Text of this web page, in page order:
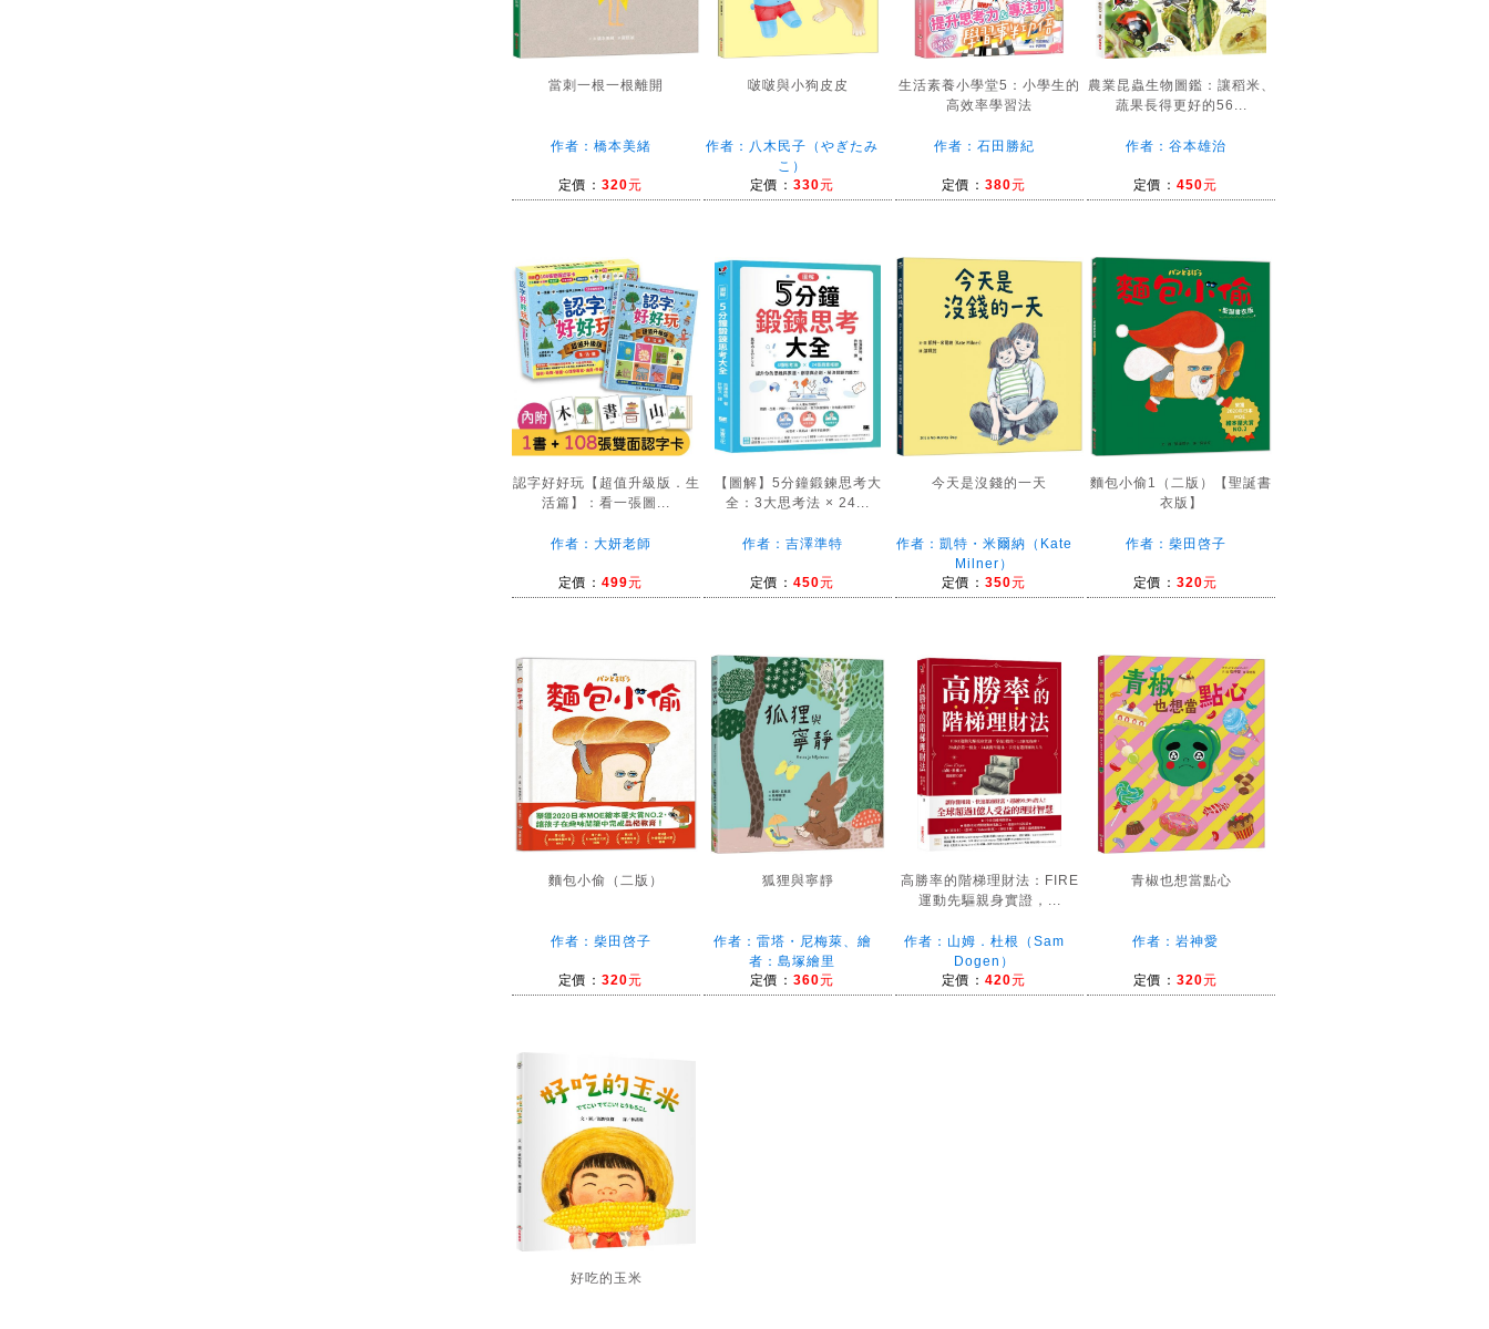
當刺一根一根離開
作者：橋本美緒
定價： 320元
啵啵與小狗皮皮
作者：八木民子（やぎたみ
こ）
定價： 330元
生活素養小學堂5：小學生的
高效率學習法
作者：石田勝紀
定價： 380元
農業昆蟲生物圖鑑：讓稻米、
蔬果長得更好的56...
作者：谷本雄治
定價： 450元
認字好好玩【超值升級版．生
活篇】：看一張圖...
作者：大妍老師
定價： 499元
【圖解】5分鐘鍛鍊思考大
全：3大思考法 × 24...
作者：吉澤準特
定價： 450元
今天是沒錢的一天
作者：凱特・米爾納（Kate
Milner）
定價： 350元
麵包小偷1（二版）【聖誕書
衣版】
作者：柴田啓子
定價： 320元
麵包小偷（二版）
作者：柴田啓子
定價： 320元
狐狸與寧靜
作者：雷塔・尼梅萊、繪
者：島塚繪里
定價： 360元
高勝率的階梯理財法：FIRE
運動先驅親身實證，...
作者：山姆．杜根（Sam
Dogen）
定價： 420元
青椒也想當點心
作者：岩神愛
定價： 320元
好吃的玉米